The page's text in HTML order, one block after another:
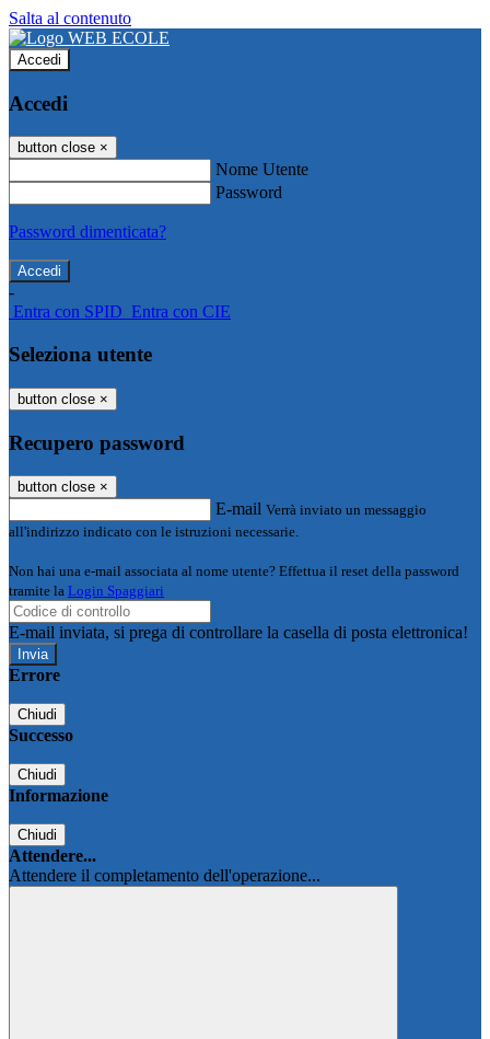
Salta al contenuto
Accedi
Accedi
button close ×
Nome Utente
Password
Password dimenticata?
-
Entra con SPID Entra con CIE
Seleziona utente
button close ×
Recupero password
button close ×
E-mail Verrà inviato un messaggio
all'indirizzo indicato con le istruzioni necessarie.
Non hai una e-mail associata al nome utente? Effettua il reset della password
tramite la Login Spaggiari
E-mail inviata, si prega di controllare la casella di posta elettronica!
Errore
Chiudi
Successo
Chiudi
Informazione
Chiudi
Attendere...
Attendere il completamento dell'operazione...